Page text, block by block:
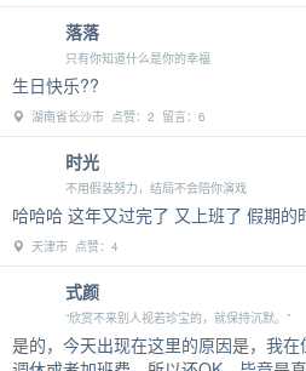
落落
只有你知道什么是你的幸福
生日快乐??
湖南省长沙市 点赞：2 留言：6
时光
不用假装努力，结局不会陪你演戏
哈哈哈 这年又过完了 又上班了 假期的
天津市 点赞：4
式颜
“欣赏不来别人视若珍宝的，就保持沉默。”
是的，今天出现在这里的原因是，我